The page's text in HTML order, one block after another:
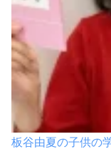
板谷由夏の子供の